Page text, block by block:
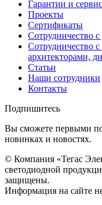
Гарантии и сервис
Проекты
Сертификаты
Сотрудничество
Сотрудничество
архитекторами,
Статьи
Наши сотрудники
Контакты
Подпишитесь
Вы сможете первыми
новинках и новостях.
© Компания «Тегас
светодиодной
защищены.
Информация на сайте